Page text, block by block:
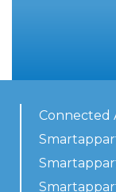
Connected